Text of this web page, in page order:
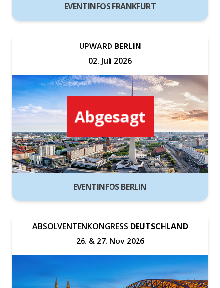
EVENTINFOS FRANKFURT
Abgesagt
UPWARD BERLIN
02. Juli 2026
EVENTINFOS BERLIN
ABSOLVENTENKONGRESS DEUTSCHLAND
26. & 27. Nov 2026